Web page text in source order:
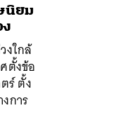
นิยม
ง
งใกล้
ตั้งข้อ
ร์ ตั้ง
การ